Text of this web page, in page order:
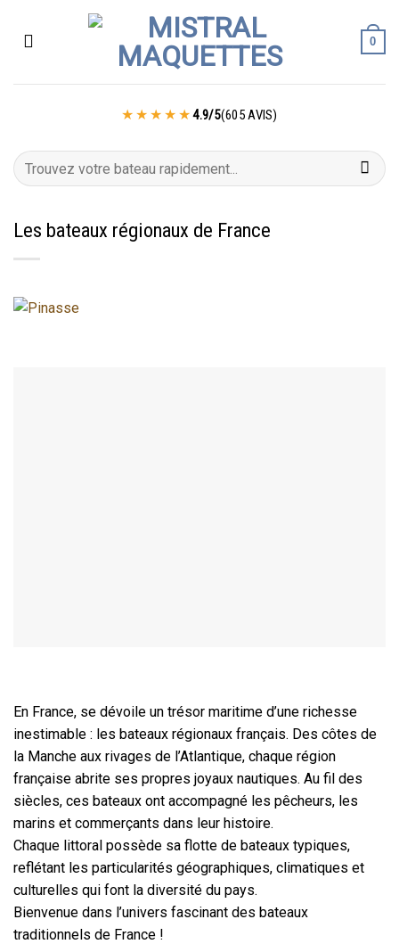
0
4.9/5(605 AVIS)
Recherche
pour :
Les bateaux régionaux de France
En France, se dévoile un trésor maritime d’une richesse
inestimable : les bateaux régionaux français. Des côtes de
la Manche aux rivages de l’Atlantique, chaque région
française abrite ses propres joyaux nautiques. Au fil des
siècles, ces bateaux ont accompagné les pêcheurs, les
marins et commerçants dans leur histoire.
Chaque littoral possède sa flotte de bateaux typiques,
reflétant les particularités géographiques, climatiques et
culturelles qui font la diversité du pays.
Bienvenue dans l’univers fascinant des bateaux
traditionnels de France !